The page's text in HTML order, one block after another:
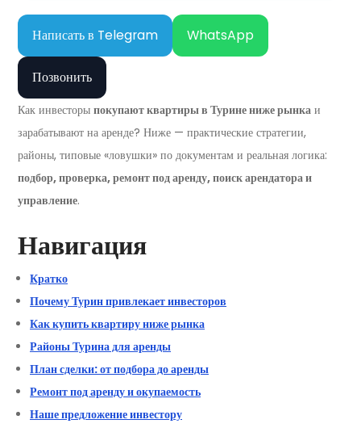
Написать в Telegram WhatsApp
Позвонить
Как инвесторы покупают квартиры в Турине ниже рынка и
зарабатывают на аренде? Ниже — практические стратегии,
районы, типовые «ловушки» по документам и реальная логика:
подбор, проверка, ремонт под аренду, поиск арендатора и
управление.
Навигация
Кратко
Почему Турин привлекает инвесторов
Как купить квартиру ниже рынка
Районы Турина для аренды
План сделки: от подбора до аренды
Ремонт под аренду и окупаемость
Наше предложение инвестору